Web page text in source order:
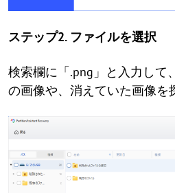
ステップ2. ファイルを選択
検索欄に「.png」と入力して
の画像や、消えていた画像を